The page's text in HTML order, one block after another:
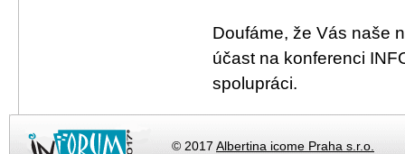
Doufáme, že Vás naše
účast na konferenci
spolupráci.
© 2017 Albertina icome Praha s.r.o.